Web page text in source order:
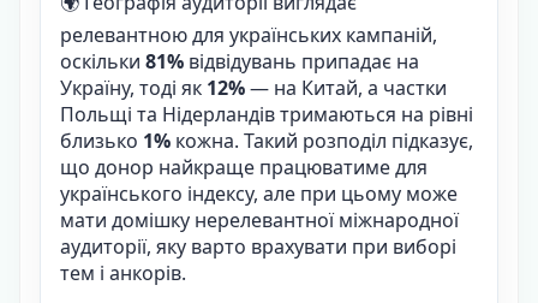
релевантною для українських кампаній,
оскільки 81% відвідувань припадає на
Україну, тоді як 12%— на Китай, а частки
Польщі та Нідерландів тримаються на рівні
близько 1% кожна. Такий розподіл підказує,
що донор найкраще працюватиме для
українського індексу, але при цьому може
мати домішку нерелевантної міжнародної
аудиторії, яку варто врахувати при виборі
тем і анкорів.